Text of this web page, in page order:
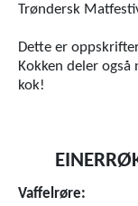
Trøndersk
Dette er
Kokken deler også
kok!
Vaffelrøre: